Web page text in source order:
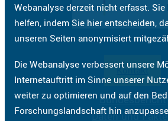
Webanalyse derzeit nicht erfasst.
helfen, indem Sie hier entscheiden,
unseren Seiten anonymisiert
Die Webanalyse verbessert unsere
Internetauftritt im Sinne unserer
weiter zu optimieren und auf den
Forschungslandschaft hin
Kontakt
Bundesbericht
Daten und